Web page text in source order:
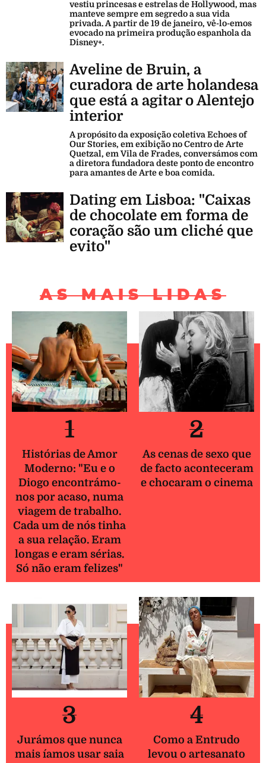
vestiu princesas e estrelas de Hollywood, mas
manteve sempre em segredo a sua vida
privada. A partir de 19 de janeiro, vê-lo-emos
evocado na primeira produção espanhola da
Disney+.
Aveline de Bruin, a
curadora de arte holandesa
que está a agitar o Alentejo
interior
A propósito da exposição coletiva Echoes of
Our Stories, em exibição no Centro de Arte
Quetzal, em Vila de Frades, conversámos com
a diretora fundadora deste ponto de encontro
para amantes de Arte e boa comida.
Dating em Lisboa: "Caixas
de chocolate em forma de
coração são um cliché que
evito"
AS MAIS LIDAS
1
Histórias de Amor
Moderno: "Eu e o
Diogo encontrámo-
nos por acaso, numa
viagem de trabalho.
Cada um de nós tinha
a sua relação. Eram
longas e eram sérias.
Só não eram felizes"
2
As cenas de sexo que
de facto aconteceram
e chocaram o cinema
3
Jurámos que nunca
mais íamos usar saia
4
Como a Entrudo
levou o artesanato